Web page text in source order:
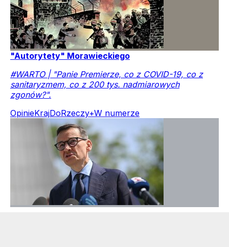
"Autorytety" Morawieckiego
#WARTO | "Panie Premierze, co z COVID-19, co z
sanitaryzmem, co z 200 tys. nadmiarowych
zgonów?".
OpinieKrajDoRzeczy+W numerze